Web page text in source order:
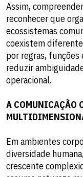
Assim,
reconhecer que
ecossistemas
coexistem
por regras,
reduzir
operacional.
A COMUNICAÇÃO
Em ambientes
diversidade
crescente